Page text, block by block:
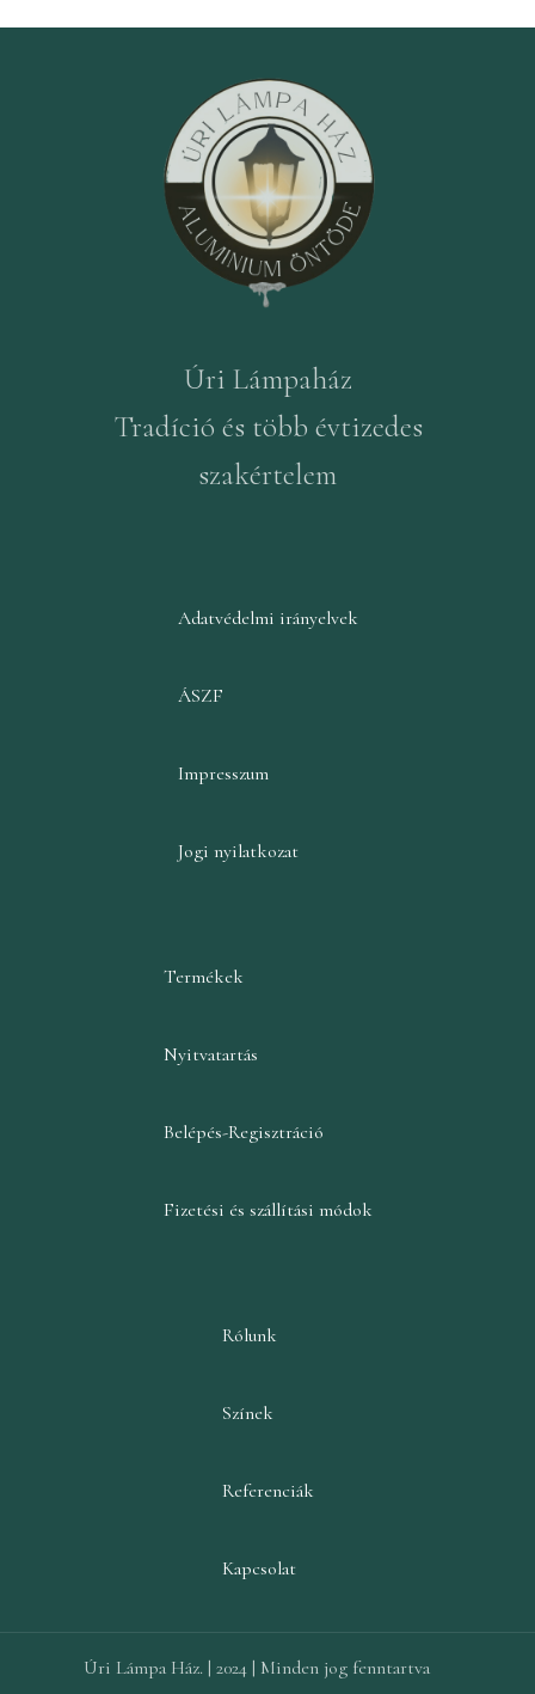
Úri Lámpaház
Tradíció és több évtizedes
szakértelem
Adatvédelmi irányelvek
ÁSZF
Impresszum
Jogi nyilatkozat
Termékek
Nyitvatartás
Belépés-Regisztráció
Fizetési és szállítási módok
Rólunk
Színek
Referenciák
Kapcsolat
Úri Lámpa Ház. | 2024 | Minden jog fenntartva